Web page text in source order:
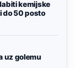
kemijske
do 50 posto
uz golemu